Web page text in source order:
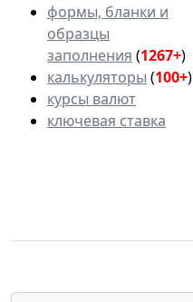
формы, бланки и
образцы
заполнения (1267+)
калькуляторы (100+)
курсы валют
ключевая ставка